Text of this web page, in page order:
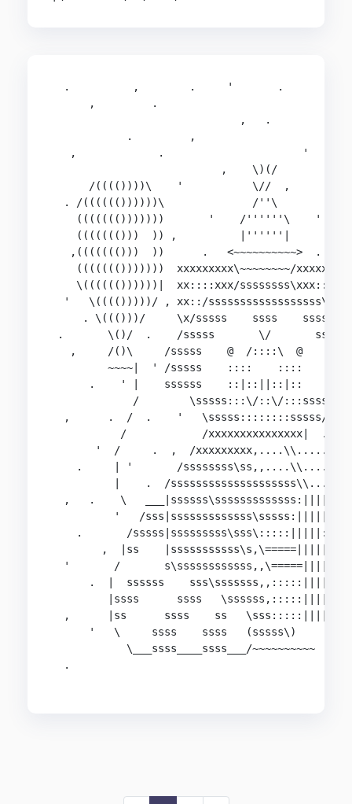
.          ,        .     '       .        ,
,         .
,   .
.         ,
,             .                      '
,    \)(/        .
/(((())))\    '           \//  ,
. /(((((())))))\              /''\
((((((()))))))       '    /''''''\    '
((((((()))  )) ,          |''''''|
,((((((()))  ))      .   <~~~~~~~~~~>  .
((((((()))))))  xxxxxxxxx\~~~~~~~~/
\(((((())))))|  xx::::xxx/
'   \(((()))))/ , xx::/
. \((()))/     \x/sssss    ssss
.       \()/  .    /sssss       \/
,     /()\     /sssss    @  /::::\  @
~~~~|  ' /sssss    ::::    ::::
.    ' |    ssssss    ::|::||::|::
/        \sssss:::\/::\/
,      .  /  .    '   \sssss::::::::sssss/
/            /xxxxxxxxxxxxxxx|  .
'  /     .  ,  /xxxxxxxxx,....\\.......
.     | '       /ssssssss\ss,,....\\.......
|    .  /
,   .    \
'   /
.       /
,  |ss
'       /
.  |  ssssss
|ssss      ssss
,      |ss      ssss    ss
'   \     ssss    ssss   (sssss\)
\___ssss____ssss___/~~~~~~~~~~
.